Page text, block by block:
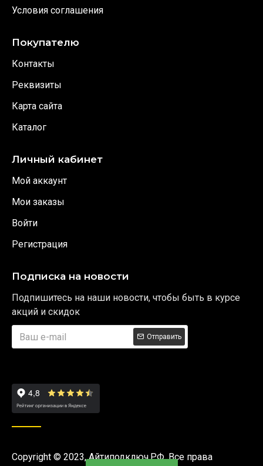
Условия соглашения
Покупателю
Контакты
Реквизиты
Карта сайта
Каталог
Личный кабинет
Мой аккаунт
Мои заказы
Войти
Регистрация
Подписка на новости
Подпишитесь на наши новости, чтобы быть в курсе
акций и скидок
Отправить
Copyright © 2023, Айтиподключ.РФ, Все права